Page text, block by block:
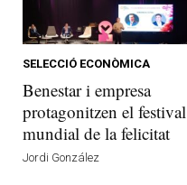
SELECCIÓ ECONÒMICA
Benestar i empresa
protagonitzen el festival
mundial de la felicitat
Jordi González